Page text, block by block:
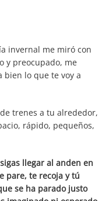
invernal me miró con
y preocupado, me
bien lo que te voy a
trenes a tu alrededor,
rápido, pequeños,
llegar al anden en
pare, te recoja y tú
se ha parado justo